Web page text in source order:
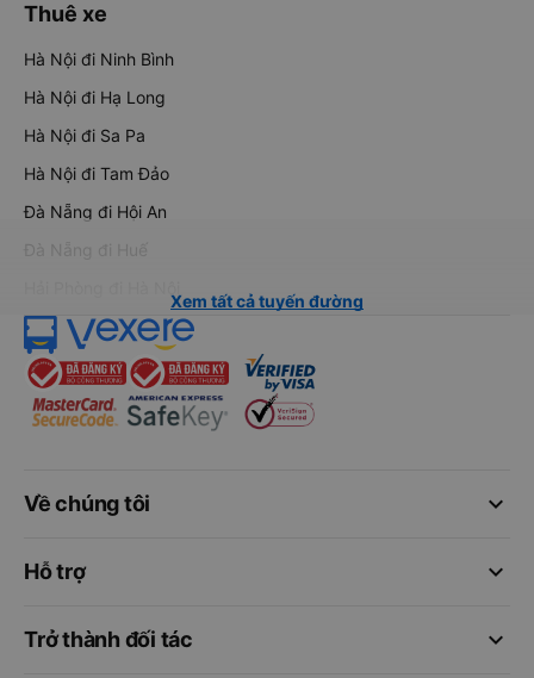
Thuê xe
Hà Nội đi Ninh Bình
Hà Nội đi Hạ Long
Hà Nội đi Sa Pa
Hà Nội đi Tam Đảo
Đà Nẵng đi Hội An
Đà Nẵng đi Huế
Xem tất cả tuyến đường
keyboard_arrow_down
Về chúng tôi
keyboard_arrow_down
Hỗ trợ
keyboard_arrow_down
Trở thành đối tác